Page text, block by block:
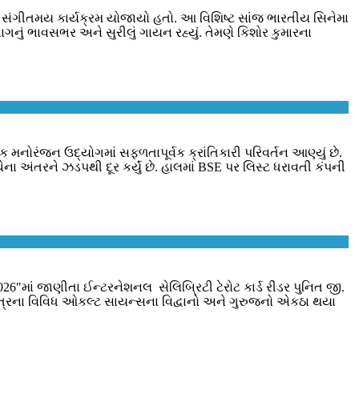
કાર્યક્રમ યોજાયો હતો. આ વિશિષ્ટ સાંજ ભારતીય સિનેમા
ભાવસભર અને સુરીલું ગાયન રહ્યું. તેમણે કિશોર કુમારના
મનોરંજન ઉદ્યોગમાં સફળતાપૂર્વક ક્રાંતિકારી પરિવર્તન આણ્યું છે.
અંતરને ઝડપથી દૂર કર્યું છે. હાલમાં BSE પર લિસ્ટ ધરાવતી કંપની
જાણીતા ઈન્ટરનેશનલ સેલિબ્રિટી ટેરોટ કાર્ડ રીડર પુનિત જી.
વિવિધ ઓકલ્ટ સાયન્સના વિદ્વાનો અને ગુરુજનો એકઠા થયા